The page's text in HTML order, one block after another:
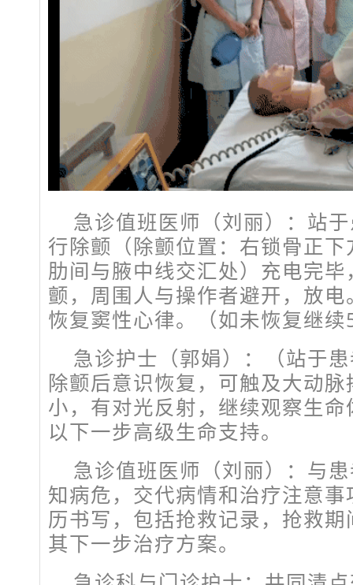
急诊值班医师（刘丽）： 站
行除颤（除颤位置：右锁骨正
肋间与腋中线交汇处）充电完
颤，周围人与操作者避开，放
恢复窦性心律。（如未恢复继
急诊护士（郭娟）：（站于
除颤后意识恢复，可触及大动
小，有对光反射，继续观察生
以下一步高级生命支持。
急诊值班医师（刘丽）：与
知病危，交代病情和治疗注意
历书写，包括抢救记录，抢救
其下一步治疗方案。